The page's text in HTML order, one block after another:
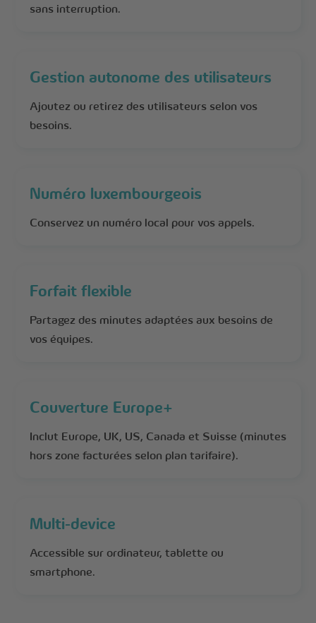
sans interruption.
Gestion autonome des utilisateurs
Ajoutez ou retirez des utilisateurs selon vos
besoins.
Numéro luxembourgeois
Conservez un numéro local pour vos appels.
Forfait flexible
Partagez des minutes adaptées aux besoins de
vos équipes.
Couverture Europe+
Inclut Europe, UK, US, Canada et Suisse (minutes
hors zone facturées selon plan tarifaire).
Multi-device
Accessible sur ordinateur, tablette ou
smartphone.